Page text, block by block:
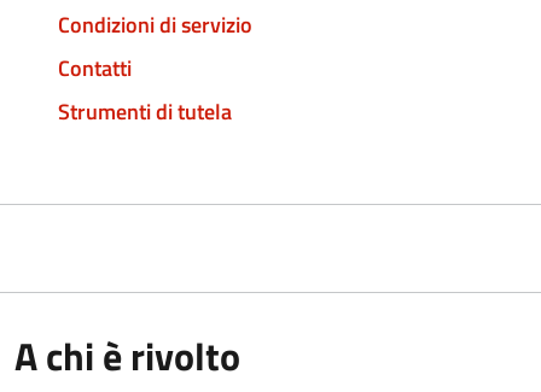
Condizioni di servizio
Contatti
Strumenti di tutela
A chi è rivolto